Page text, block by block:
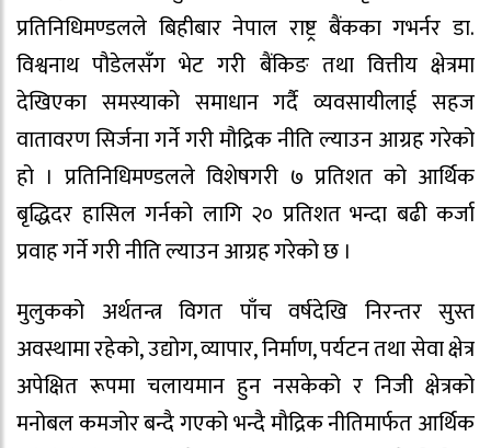
प्रतिनिधिमण्डलले बिहीबार नेपाल राष्ट्र बैंकका गभर्नर डा.
विश्वनाथ पौडेलसँग भेट गरी बैंकिङ तथा वित्तीय क्षेत्रमा
देखिएका समस्याको समाधान गर्दै व्यवसायीलाई सहज
वातावरण सिर्जना गर्ने गरी मौद्रिक नीति ल्याउन आग्रह गरेको
हो । प्रतिनिधिमण्डलले विशेषगरी ७ प्रतिशत को आर्थिक
बृद्धिदर हासिल गर्नको लागि २० प्रतिशत भन्दा बढी कर्जा
प्रवाह गर्ने गरी नीति ल्याउन आग्रह गरेको छ ।
मुलुकको अर्थतन्त्र विगत पाँच वर्षदेखि निरन्तर सुस्त
अवस्थामा रहेको, उद्योग, व्यापार, निर्माण, पर्यटन तथा सेवा क्षेत्र
अपेक्षित रूपमा चलायमान हुन नसकेको र निजी क्षेत्रको
मनोबल कमजोर बन्दै गएको भन्दै मौद्रिक नीतिमार्फत आर्थिक